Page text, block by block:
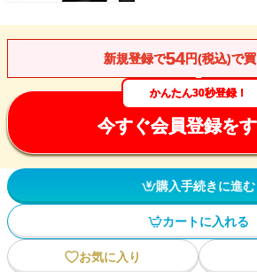
新規登録で54円(税込)で買
かんたん30秒登録！
今すぐ会員登録を
購入手続きに進む
カートに入れる
お気に入り